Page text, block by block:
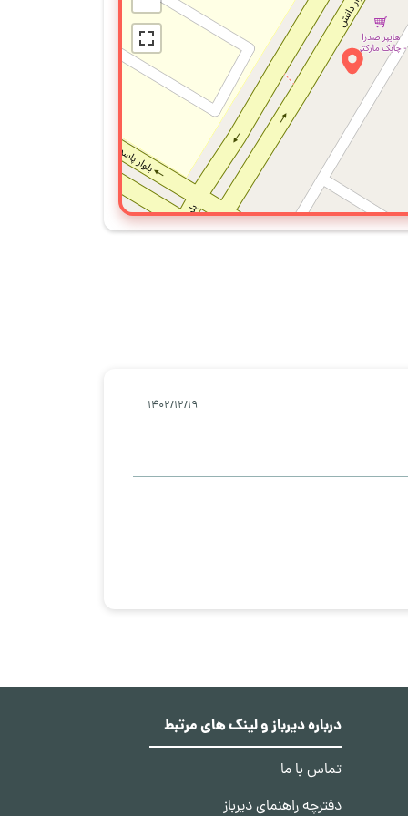
۱۴۰۲/۱۲/۱۹
درباره دیرباز و لینک های مرتبط
تماس با ما
دفترچه راهنمای دیرباز